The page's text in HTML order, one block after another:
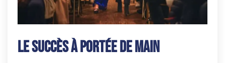
Le succès à portée de main